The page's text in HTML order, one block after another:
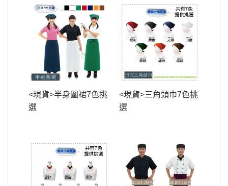
<現貨>半身圍裙7色挑
選
<現貨>三角頭巾7色挑
選